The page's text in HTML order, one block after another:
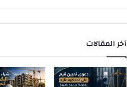
آخر المقالات